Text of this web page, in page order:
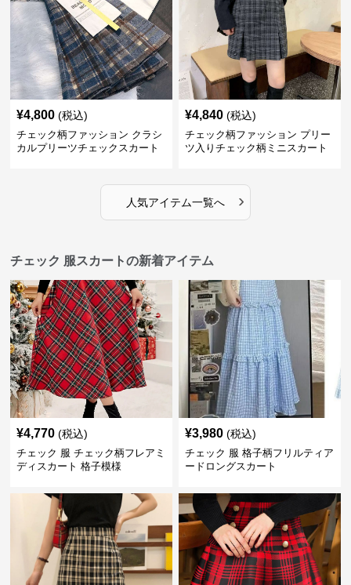
¥4,800 (税込)
チェック柄ファッション クラシ
カルプリーツチェックスカート
¥4,840 (税込)
チェック柄ファッション プリー
ツ入りチェック柄ミニスカート
人気アイテム一覧へ ›
チェック 服スカートの新着アイテム
¥4,770 (税込)
チェック 服 チェック柄フレアミ
ディスカート 格子模様
¥3,980 (税込)
チェック 服 格子柄フリルティア
ードロングスカート